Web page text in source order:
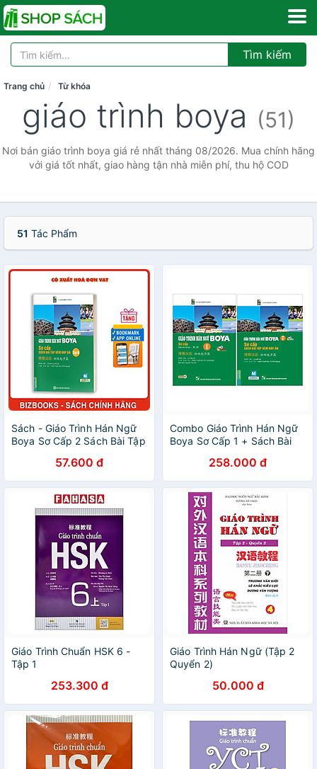
Tìm kiếm
Trang chủ Từ khóa
giáo trình boya (51)
Nơi bán giáo trình boya giá rẻ nhất tháng 08/2026. Mua chính hãng
với giá tốt nhất, giao hàng tận nhà miễn phí, thu hộ COD
51 Tác Phẩm
Sách - Giáo Trình Hán Ngữ
Boya Sơ Cấp 2 Sách Bài Tập
57.600 đ
Combo Giáo Trình Hán Ngữ
Boya Sơ Cấp 1 + Sách Bài
258.000 đ
Giáo Trình Chuẩn HSK 6 -
Tập 1
253.300 đ
Giáo Trình Hán Ngữ (Tập 2
Quyển 2)
50.000 đ